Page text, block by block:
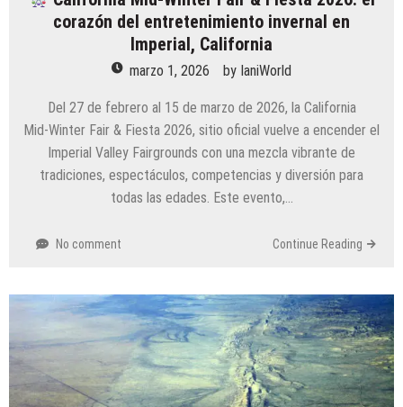
corazón del entretenimiento invernal en
Imperial, California
marzo 1, 2026 by IaniWorld
Del 27 de febrero al 15 de marzo de 2026, la California
Mid‑Winter Fair & Fiesta 2026, sitio oficial vuelve a encender el
Imperial Valley Fairgrounds con una mezcla vibrante de
tradiciones, espectáculos, competencias y diversión para
todas las edades. Este evento,…
No comment Continue Reading